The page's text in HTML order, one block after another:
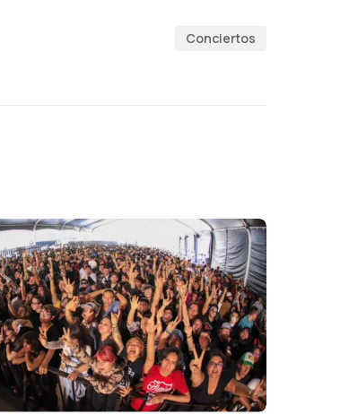
Conciertos